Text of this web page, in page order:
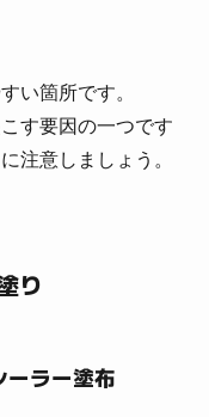
い箇所です。
す要因の一つです
注意しましょう。
り
ーラー塗布